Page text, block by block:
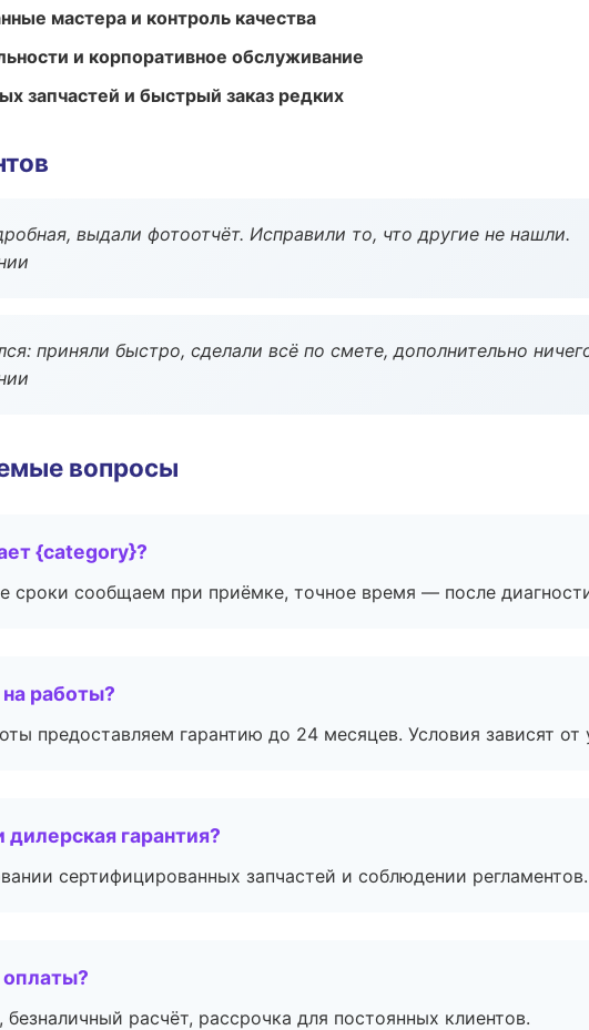
мастера и контроль качества
и корпоративное обслуживание
запчастей и быстрый заказ редких
выдали фотоотчёт. Исправили то, что другие не нашли.
приняли быстро, сделали всё по смете, дополнительно
вопросы
{category}?
сроки сообщаем при приёмке, точное время — после
на работы?
предоставляем гарантию до 24 месяцев. Условия зависят от
дилерская гарантия?
сертифицированных запчастей и соблюдении регламентов.
расчёт, рассрочка для постоянных клиентов.